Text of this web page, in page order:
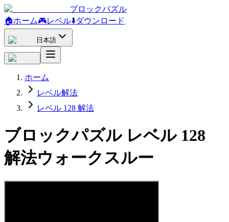
ブロックパズル
🏠ホーム🎮レベル⬇️ダウンロード
日本語
ホーム
レベル解法
レベル 128 解法
ブロックパズル レベル 128
解法ウォークスルー